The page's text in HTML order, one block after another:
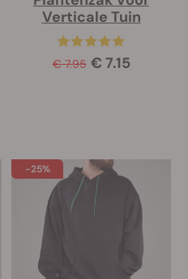
Verticale Tuin
€ 7.95 € 7.15
-25%